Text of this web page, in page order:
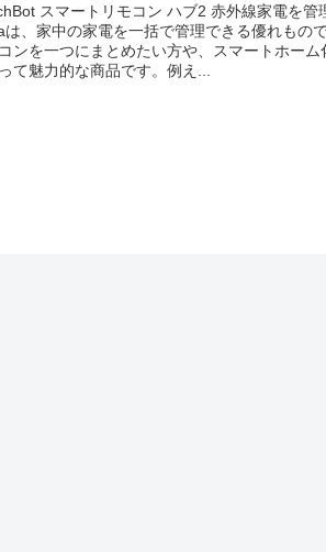
スマートリモコン ハブ2 赤外線家電を管
は、家中の家電を一括で管理できる優れもの
ンを一つにまとめたい方や、スマートホー
て魅力的な商品です。例え...